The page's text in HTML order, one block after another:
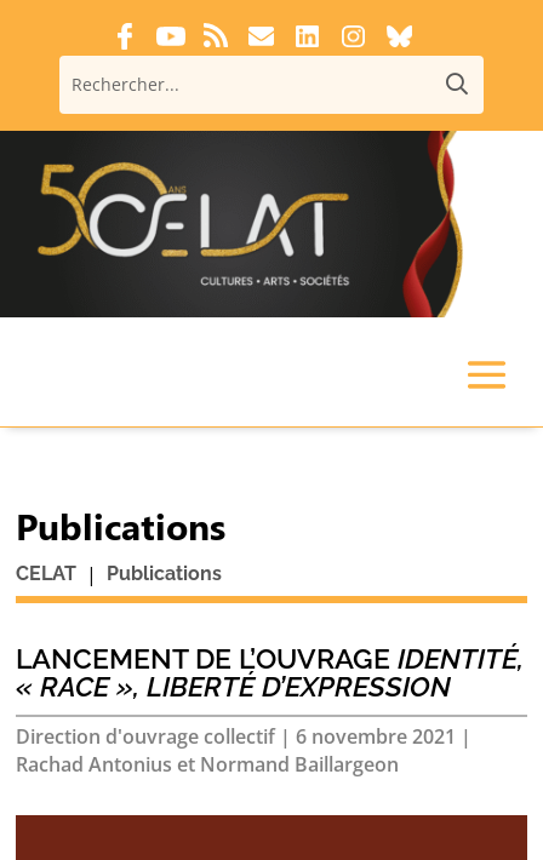
Publications
CELAT | Publications
LANCEMENT DE L’OUVRAGEIDENTITÉ,
« RACE », LIBERTÉ D’EXPRESSION
Direction d'ouvrage collectif|6 novembre 2021 |
Rachad Antonius et Normand Baillargeon